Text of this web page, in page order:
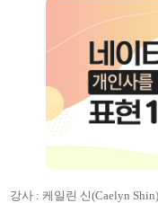
강사 : 케일린 신(Caelyn Shin)